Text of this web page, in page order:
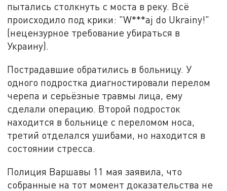
пытались столкнуть с моста в реку. Всё
происходило под крики: "W***aj do Ukrainy!"
(нецензурное требование убираться в
Украину).
Пострадавшие обратились в больницу. У
одного подростка диагностировали перелом
черепа и серьёзные травмы лица, ему
сделали операцию. Второй подросток
находится в больнице с переломом носа,
третий отделался ушибами, но находится в
состоянии стресса.
Полиция Варшавы 11 мая заявила, что
собранные на тот момент доказательства не